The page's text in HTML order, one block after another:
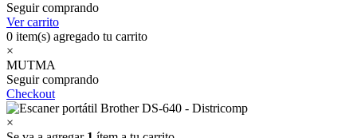
Seguir comprando
Ver carrito
0 item(s) agregado tu carrito
×
MUTMA
Seguir comprando
Checkout
×